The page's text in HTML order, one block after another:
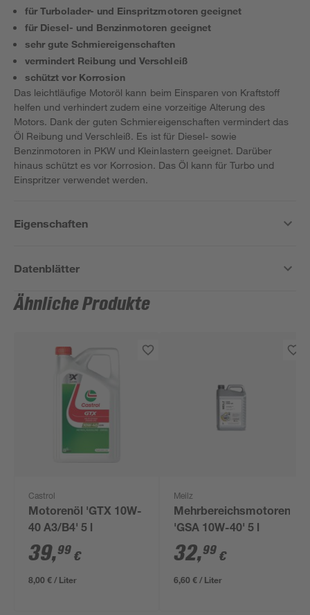
für Turbolader- und Einspritzmotoren geeignet
für Diesel- und Benzinmotoren geeignet
sehr gute Schmiereigenschaften
vermindert Reibung und Verschleiß
schützt vor Korrosion
Das leichtläufige Motoröl kann beim Einsparen von Kraftstoff
helfen und verhindert zudem eine vorzeitige Alterung des
Motors. Dank der guten Schmiereigenschaften vermindert das
Öl Reibung und Verschleiß. Es ist für Diesel- sowie
Benzinmotoren in PKW und Kleinlastern geeignet. Darüber
hinaus schützt es vor Korrosion. Das Öl kann für Turbo und
Einspritzer verwendet werden.
Eigenschaften
Datenblätter
Ähnliche Produkte
Castrol
Motorenöl 'GTX 10W-
40 A3/B4' 5 l
39,99 €
8,00 € / Liter
Meilz
Mehrbereichsmotorenöl
'GSA 10W-40' 5 l
32,99 €
6,60 € / Liter